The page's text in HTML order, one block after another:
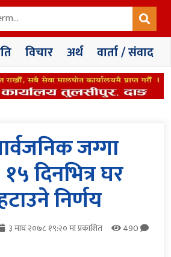
विचार अर्थ वार्ता / संवाद
जग्गा
दिनभित्र घर
निर्णय
३ माघ २०७८ १९:२० मा प्रकाशित
490